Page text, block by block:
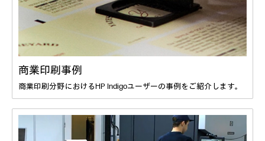
商業印刷事例
商業印刷分野におけるHP Indigoユーザーの事例をご紹介します。